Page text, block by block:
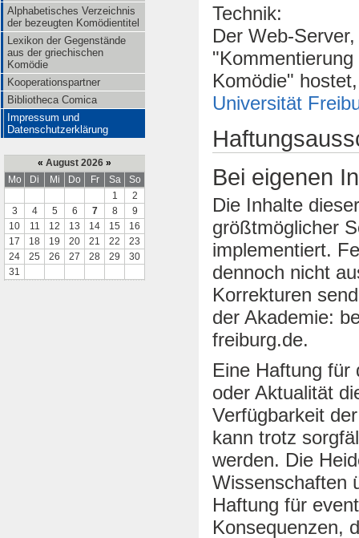
Alphabetisches Verzeichnis
der bezeugten Komödientitel
Lexikon der Gegenstände
aus der griechischen
Komödie
Kooperationspartner
Bibliotheca Comica
Impressum und
Datenschutzerklärung
« August 2026 »
Mo
Di Mi Do Fr Sa
So
1
2
3
4 5 6 7 8
9
10
11 12 13 14 15
16
17
18 19 20 21 22
23
24
25 26 27 28 29
30
31
Technik:
Der Web-
Komödie"
Universität
Bei eigenen
Die Inhalte
größtmöglicher
implementiert.
dennoch nicht
Korrekturen
der Akademie:
freiburg.de.
Eine Haftung für
oder Aktualität
Verfügbarkeit
kann trotz
werden. Die
Wissenschaften
Haftung für
Konsequenzen,